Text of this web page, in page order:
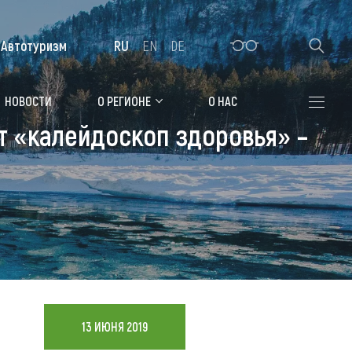
Алтайская зимовка
Где остановиться
Санатории
Гостиницы, отели
Коттеджи, базы
Сельские усадьбы
Мотели, придорожные отели
НОВОСТИ О РЕГИОНЕ О НАС
Автотуризм RU EN DE
здоровья» –
13 ИЮНЯ 2019